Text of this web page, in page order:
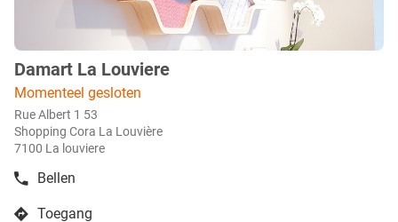
boetiek
:
Damart La Louviere
Momenteel gesloten
Rue Albert 1 53
Shopping Cora La Louvière
7100 La louviere
Bellen
de
Toegang